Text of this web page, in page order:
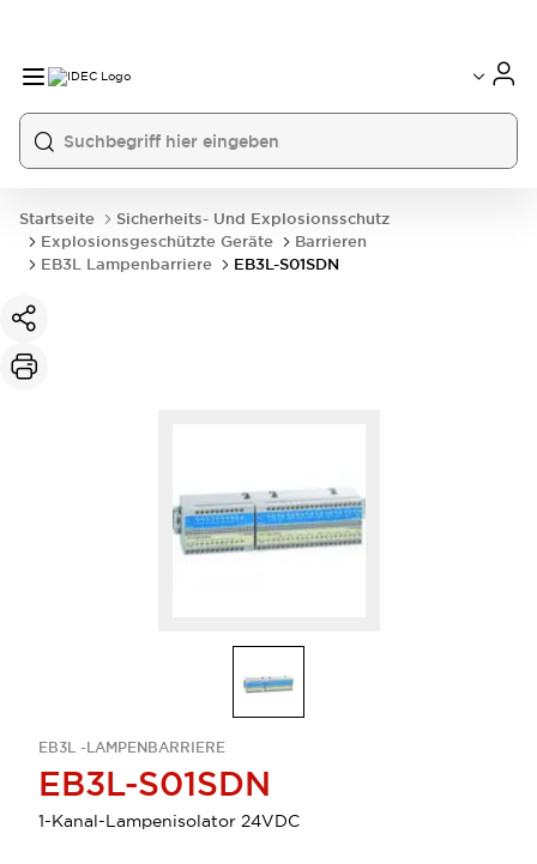
Startseite
Sicherheits- Und Explosionsschutz
Explosionsgeschützte Geräte
Barrieren
EB3L Lampenbarriere
EB3L-S01SDN
EB3L -LAMPENBARRIERE
EB3L-S01SDN
1-Kanal-Lampenisolator 24VDC